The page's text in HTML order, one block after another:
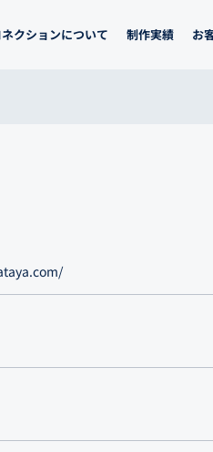
クションについて 制作実績 お